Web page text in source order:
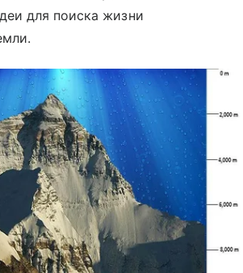
для поиска жизни